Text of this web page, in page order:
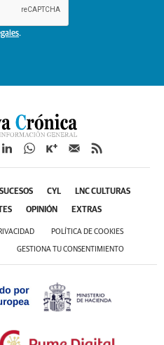
.
SUCESOS CYL LNC CULTURAS
OPINIÓN EXTRAS
POLÍTICA DE COOKIES
GESTIONA TU CONSENTIMIENTO